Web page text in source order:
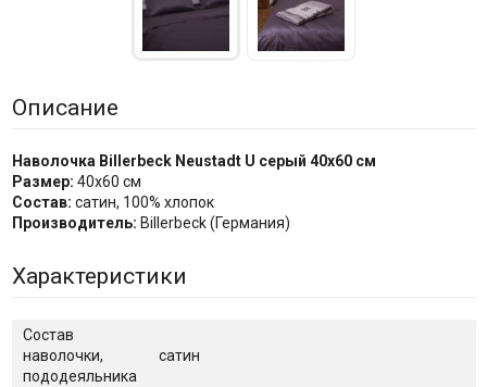
Описание
Наволочка Billerbeck Neustadt U серый 40x60 см
Размер: 40x60 см
Состав: сатин, 100% хлопок
Производитель: Billerbeck (Германия)
Характеристики
Состав
наволочки,
пододеяльника
сатин